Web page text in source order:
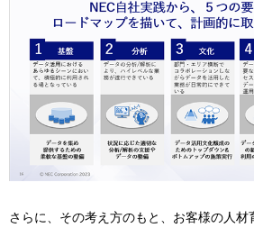
さらに、その考え方のもと、お客様の人材